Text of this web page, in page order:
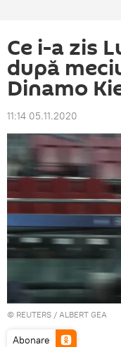
Ce i-a zis
după
Dinamo
11:14 05.11.2020
© REUTERS / ALBERT GEA
Abonare